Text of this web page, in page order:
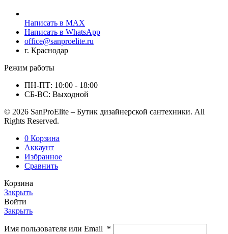
Написать в MAX
Написать в WhatsApp
office@sanproelite.ru
г. Краснодар
Режим работы
ПН-ПТ: 10:00 - 18:00
СБ-ВС: Выходной
© 2026 SanProElite – Бутик дизайнерской сантехники. All
Rights Reserved.
0 Корзина
Аккаунт
Избранное
Сравнить
Корзина
Закрыть
Войти
Закрыть
Имя пользователя или Email *